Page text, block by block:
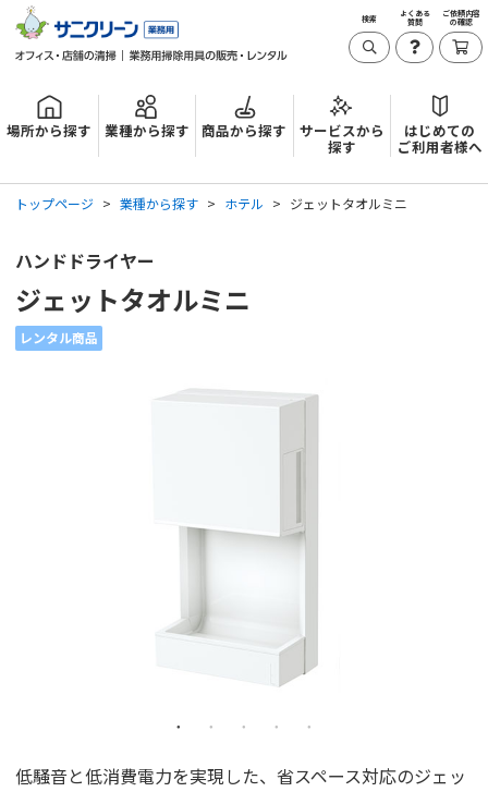
検索 よくある
質問
ご依頼内容
の確認
場所から探す 業種から探す 商品から探す サービスから
探す
はじめての
ご利用者様へ
トップページ 業種から探す ホテル ジェットタオルミニ
ハンドドライヤー
ジェットタオルミニ
レンタル商品
低騒音と低消費電力を実現した、省スペース対応のジェッ